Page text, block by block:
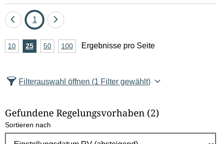
Eine
zurück
Seite
1
Eine
vor
A
z
l
E
10Ergebnisse
25Ergebnisse
50Ergebnisse
100Ergebnisse
Ergebnisse pro Seite
Filterauswahl öffnen (1 Filter gewählt)
Gefundene Regelungsvorhaben (2)
Sortieren nach